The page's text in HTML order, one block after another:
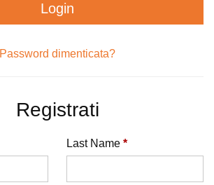
Login
Password dimenticata?
Registrati
Last Name *